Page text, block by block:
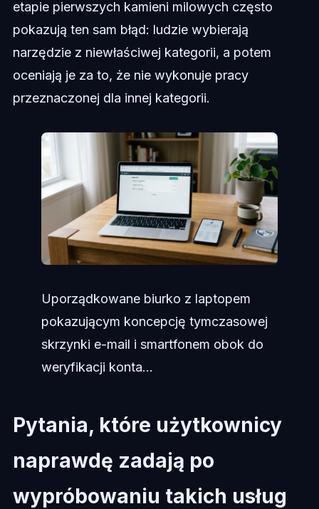
etapie pierwszych kamieni milowych często
pokazują ten sam błąd: ludzie wybierają
narzędzie z niewłaściwej kategorii, a potem
oceniają je za to, że nie wykonuje pracy
przeznaczonej dla innej kategorii.
Uporządkowane biurko z laptopem
pokazującym koncepcję tymczasowej
skrzynki e-mail i smartfonem obok do
weryfikacji konta...
Pytania, które użytkownicy
naprawdę zadają po
wypróbowaniu takich usług